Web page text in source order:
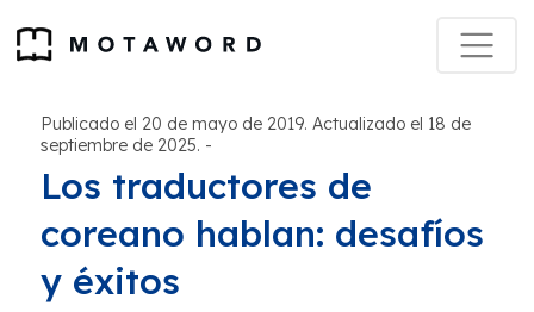
Publicado el 20 de mayo de 2019. Actualizado el 18 de
septiembre de 2025. -
Los traductores de
coreano hablan: desafíos
y éxitos